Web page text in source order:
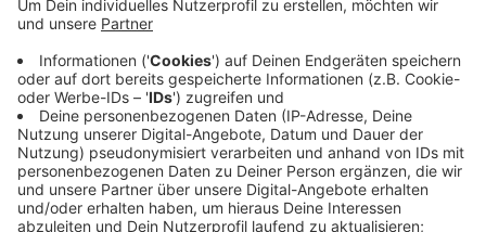
Nachbarschaftsstreitigkeiten und Delikten wie
Sachbeschädigung und versuchen eine
außergerichtliche Einigung zu erreichen. Sie
sollten zwischen 25 und 74 Jahren alt sein und im
Bezirk wohnen.
Veröffentlicht:Dienstag, 20.02.2024 17:25